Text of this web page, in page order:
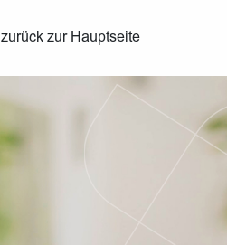
zurück zur Hauptseite